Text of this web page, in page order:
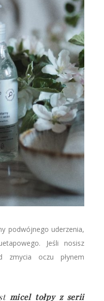
podwójnego uderzenia,
Jeśli nosisz
oczu płynem
micel tołpy z serii